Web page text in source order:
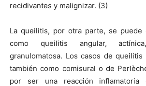
recidivantes y malignizar. (3)
La queilitis, por otra parte, se puede
como queilitis angular,
granulomatosa. Los casos de queilitis
también como comisural o de
por ser una reacción inflamatoria